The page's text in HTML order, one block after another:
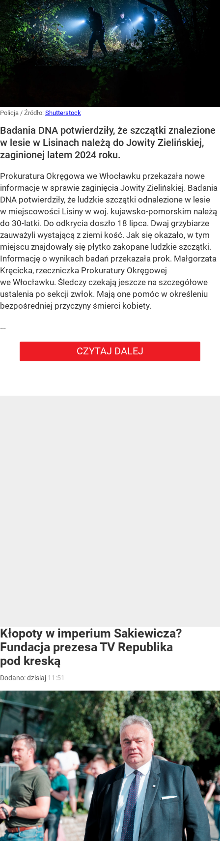
Policja / Źródło: Shutterstock
Badania DNA potwierdziły, że szczątki znalezione
w lesie w Lisinach należą do Jowity Zielińskiej,
zaginionej latem 2024 roku.
Prokuratura Okręgowa we Włocławku przekazała nowe
informacje w sprawie zaginięcia Jowity Zielińskiej. Badania
DNA potwierdziły, że ludzkie szczątki odnalezione w lesie
w miejscowości Lisiny w woj. kujawsko-pomorskim należą
do 30-latki. Do odkrycia doszło 18 lipca. Dwaj grzybiarze
zauważyli wystającą z ziemi kość. Jak się okazało, w tym
miejscu znajdowały się płytko zakopane ludzkie szczątki.
Informację o wynikach badań przekazała prok. Małgorzata
Kręcicka, rzeczniczka Prokuratury Okręgowej
we Włocławku. Śledczy czekają jeszcze na szczegółowe
ustalenia po sekcji zwłok. Mają one pomóc w określeniu
bezpośredniej przyczyny śmierci kobiety.
...
CZYTAJ DALEJ
Kłopoty w imperium Sakiewicza?
Fundacja prezesa TV Republika
pod kreską
Dodano:dzisiaj 11:51